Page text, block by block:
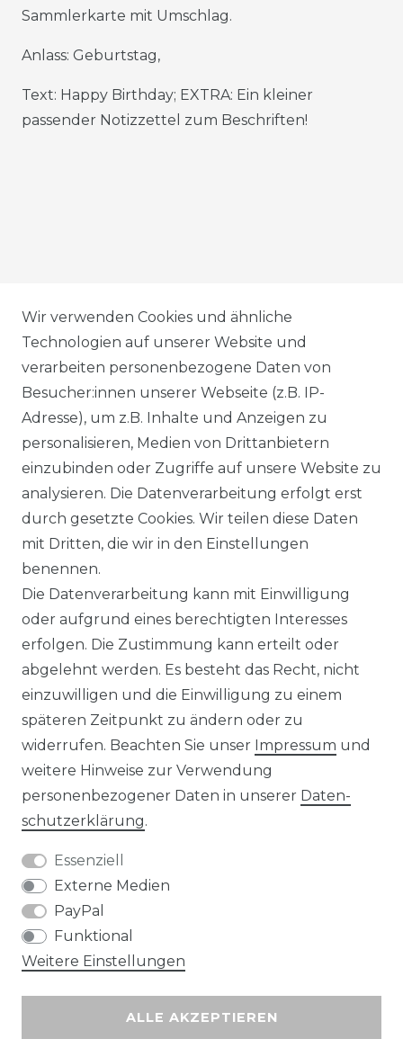
Sammlerkarte mit Umschlag.
Anlass: Geburtstag,
Text: Happy Birthday; EXTRA: Ein kleiner
passender Notizzettel zum Beschriften!
AGB
DATENSCHUTZERKLÄRUNG
WIDERRUFSRECHT
IMPRESSUM
KONTAKT
Unsere Zahlungsmöglichkeiten
Wir versenden mit
Wir verwenden Cookies und ähnliche
Technologien auf unserer Website und
verarbeiten personenbezogene Daten von
Besucher:innen unserer Webseite (z.B. IP-
Adresse), um z.B. Inhalte und Anzeigen zu
personalisieren, Medien von Drittanbietern
einzubinden oder Zugriffe auf unsere Website zu
analysieren. Die Datenverarbeitung erfolgt erst
durch gesetzte Cookies. Wir teilen diese Daten
mit Dritten, die wir in den Einstellungen
benennen.
Die Datenverarbeitung kann mit Einwilligung
oder aufgrund eines berechtigten Interesses
erfolgen. Die Zustimmung kann erteilt oder
abgelehnt werden. Es besteht das Recht, nicht
einzuwilligen und die Einwilligung zu einem
späteren Zeitpunkt zu ändern oder zu
widerrufen. Beachten Sie unser Impressum und
weitere Hinweise zur Verwendung
personenbezogener Daten in unserer Daten­
schutz­erklärung.
Essenziell
Externe Medien
PayPal
Funktional
Weitere Einstellungen
ALLE AKZEPTIEREN